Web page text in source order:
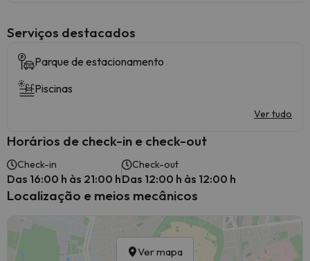
Serviços destacados
Parque de estacionamento
Piscinas
Ver tudo
Horários de check-in e check-out
Check-in
Das 16:00 h às 21:00 h
Check-out
Das 12:00 h às 12:00 h
Localização e meios mecânicos
Ver mapa